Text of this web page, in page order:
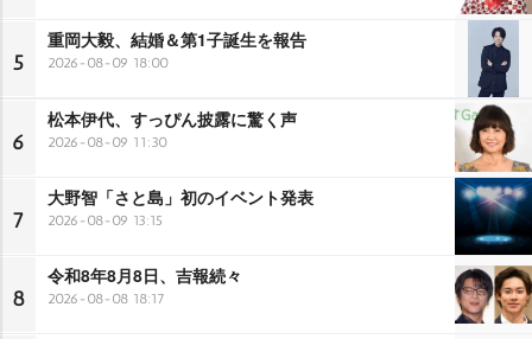
5
重岡大毅、結婚＆第1子誕生を報告
2026-08-09 18:00
6
松本伊代、すっぴん披露に驚く声
2026-08-09 11:30
7
大野智「さと島」初のイベント発表
2026-08-09 13:15
8
令和8年8月8日、吉報続々
2026-08-08 18:17